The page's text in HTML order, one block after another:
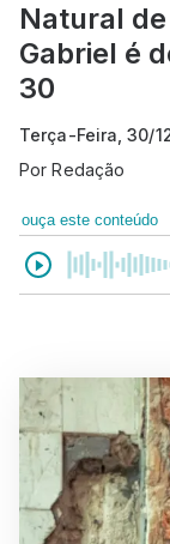
Natural
Gabriel é
30
Terça-Feira, 30/
PorRedação
ouça este conteúdo